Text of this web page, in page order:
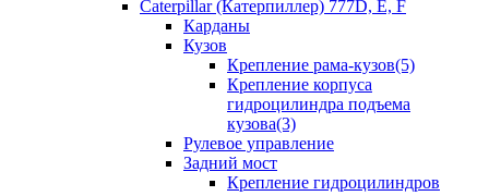
Caterpillar (Катерпиллер) 777D, E, F
Карданы
Кузов
Крепление рама-кузов(5)
Крепление корпуса
гидроцилиндра подъема
кузова(3)
Рулевое управление
Задний мост
Крепление гидроцилиндров